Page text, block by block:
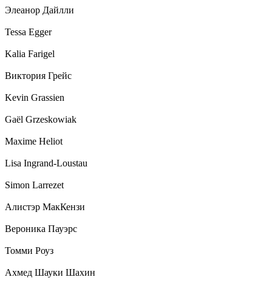
Элеанор Дайлли
Tessa Egger
Kalia Farigel
Виктория Грейс
Kevin Grassien
Gaël Grzeskowiak
Maxime Heliot
Lisa Ingrand-Loustau
Simon Larrezet
Алистэр МакКензи
Вероника Пауэрс
Томми Роуз
Ахмед Шауки Шахин